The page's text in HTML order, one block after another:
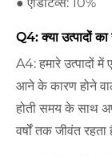
Q4: क्या उत्पादों का
A4: हमारे उत्पादों
आने के कारण होने
होती समय के साथ
वर्षों तक जीवंत रहता